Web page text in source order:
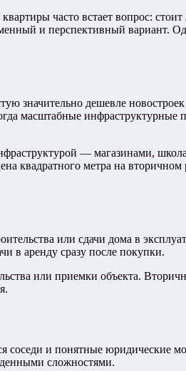
часто встает вопрос:
и перспективный вариант.
значительно дешевле
масштабные инфраструктурные
— магазинами,
квадратного метра на
или сдачи дома в
в аренду сразу после покупки.
или приемки объекта.
и понятные юридические
сложностями.